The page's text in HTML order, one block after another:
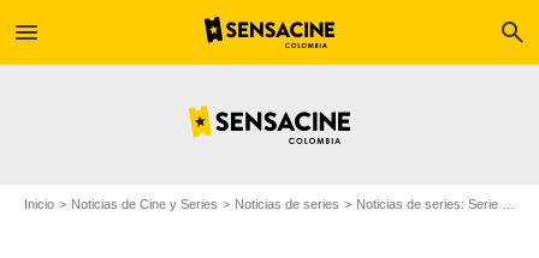
menu search
Inicio Noticias de Cine y Series Noticias de series Noticias de series: Serie de televisión